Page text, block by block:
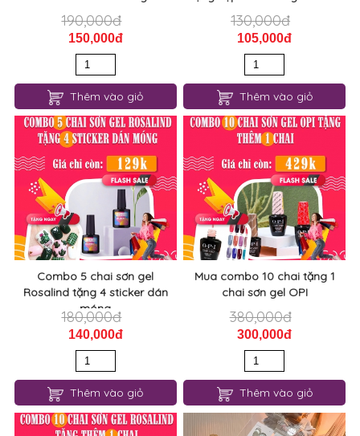
190,000đ
150,000đ
Thêm vào giỏ
130,000đ
105,000đ
Thêm vào giỏ
Combo 5 chai sơn gel
Rosalind tặng 4 sticker dán
móng
180,000đ
140,000đ
Thêm vào giỏ
Mua combo 10 chai tặng 1
chai sơn gel OPI
380,000đ
300,000đ
Thêm vào giỏ